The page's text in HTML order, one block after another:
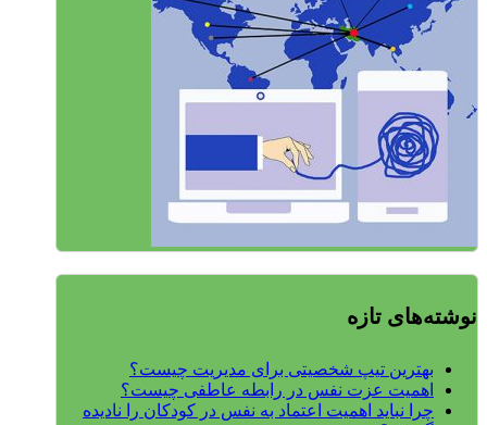
نوشته‌های تازه
بهترین تیپ شخصیتی برای مدیریت چیست؟
اهمیت عزت نفس در رابطه عاطفی چیست؟
چرا نباید اهمیت اعتماد به نفس در کودکان را نادیده